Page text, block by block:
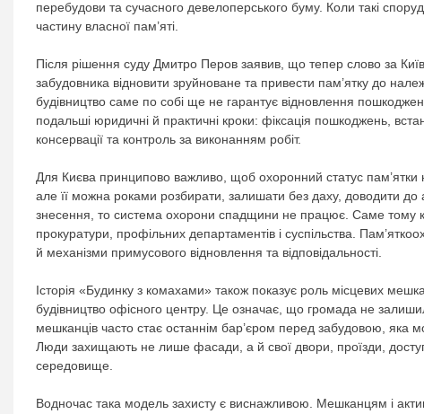
перебудови та сучасного девелоперського буму. Коли такі
частину власної пам’яті.
Після рішення суду Дмитро Перов заявив, що тепер слово за
забудовника відновити зруйноване та привести пам’ятку до
будівництво саме по собі ще не гарантує відновлення
подальші юридичні й практичні кроки: фіксація пошкоджень,
консервації та контроль за виконанням робіт.
Для Києва принципово важливо, щоб охоронний статус
але її можна роками розбирати, залишати без даху, доводити до
знесення, то система охорони спадщини не працює. Саме тому
прокуратури, профільних департаментів і суспільства.
й механізми примусового відновлення та відповідальності.
Історія «Будинку з комахами» також показує роль місцевих
будівництво офісного центру. Це означає, що громада не
мешканців часто стає останнім бар’єром перед забудовою, яка
Люди захищають не лише фасади, а й свої двори, проїзди,
середовище.
Водночас така модель захисту є виснажливою. Мешканцям і